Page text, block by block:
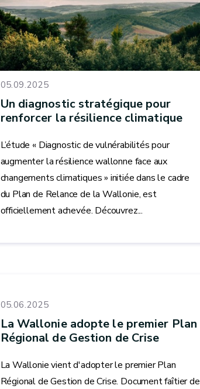
05.09.2025
Un diagnostic stratégique pour
renforcer la résilience climatique
L’étude « Diagnostic de vulnérabilités pour
augmenter la résilience wallonne face aux
changements climatiques » initiée dans le cadre
du Plan de Relance de la Wallonie, est
officiellement achevée. Découvrez...
05.06.2025
La Wallonie adopte le premier Plan
Régional de Gestion de Crise
La Wallonie vient d'adopter le premier Plan
Régional de Gestion de Crise. Document faîtier de